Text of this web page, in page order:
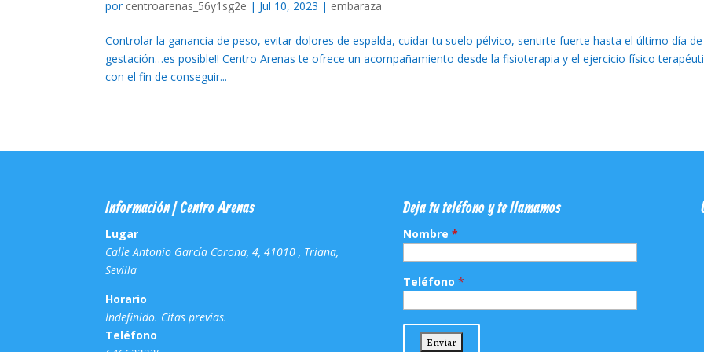
por centroarenas_56y1sg2e | Jul 10, 2023 | embaraza
Controlar la ganancia de peso, evitar dolores de espalda, cuidar tu suelo pélvico, sentirte fuerte hasta el último día de
gestación…es posible!! Centro Arenas te ofrece un acompañamiento desde la fisioterapia y el ejercicio físico
con el fin de conseguir...
Información | Centro Arenas
Lugar
Calle Antonio García Corona, 4, 41010 , Triana,
Sevilla
Horario
Indefinido. Citas previas.
Teléfono
Deja tu teléfono y te llamamos
Nombre *
Teléfono *